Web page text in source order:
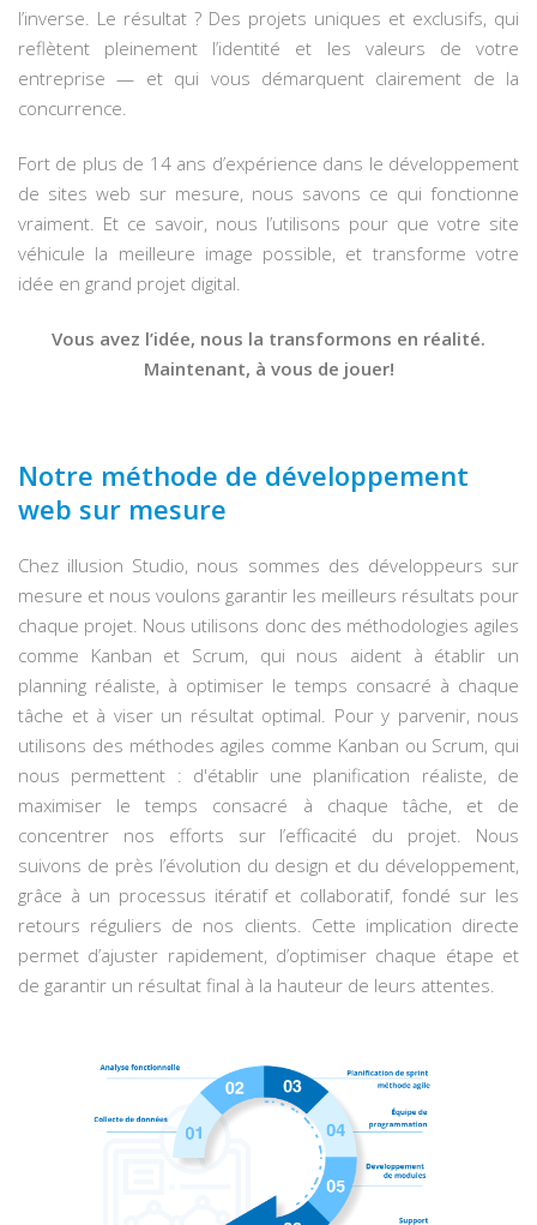
l’inverse. Le résultat ? Des projets uniques et exclusifs, qui
reflètent pleinement l’identité et les valeurs de votre
entreprise — et qui vous démarquent clairement de la
concurrence.
Fort de plus de 14 ans d’expérience dans le développement
de sites web sur mesure, nous savons ce qui fonctionne
vraiment. Et ce savoir, nous l’utilisons pour que votre site
véhicule la meilleure image possible, et transforme votre
idée en grand projet digital.
Vous avez l’idée, nous la transformons en réalité.
Maintenant, à vous de jouer!
Notre méthode de développement
web sur mesure
Chez illusion Studio, nous sommes des développeurs sur
mesure et nous voulons garantir les meilleurs résultats pour
chaque projet. Nous utilisons donc des méthodologies agiles
comme Kanban et Scrum, qui nous aident à établir un
planning réaliste, à optimiser le temps consacré à chaque
tâche et à viser un résultat optimal. Pour y parvenir, nous
utilisons des méthodes agiles comme Kanban ou Scrum, qui
nous permettent : d'établir une planification réaliste, de
maximiser le temps consacré à chaque tâche, et de
concentrer nos efforts sur l’efficacité du projet. Nous
suivons de près l’évolution du design et du développement,
grâce à un processus itératif et collaboratif, fondé sur les
retours réguliers de nos clients. Cette implication directe
permet d’ajuster rapidement, d’optimiser chaque étape et
de garantir un résultat final à la hauteur de leurs attentes.